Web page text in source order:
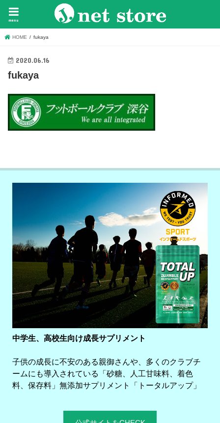
menu
HOME fukaya
2020.06.16
fukaya
中学生、高校生向け成長サプリメント
子供の成長に不安のある親御さんや、多くのクラブチ
ームにも導入されている「砂糖、人工甘味料、着色
料、保存料」無添加サプリメント「トータルアップ」